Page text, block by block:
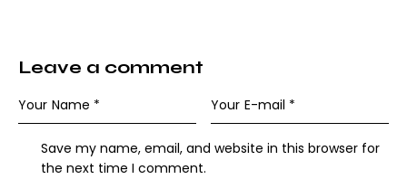
Leave a comment
Save my name, email, and website in this browser for
the next time I comment.